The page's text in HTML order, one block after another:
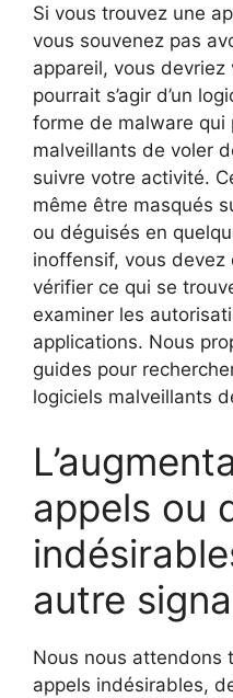
Si vous trouvez une
vous souvenez pas
appareil, vous devriez
pourrait s’agir d’un
forme de malware qui
malveillants de voler
suivre votre activité.
même être masqués
ou déguisés en
inoffensif, vous
vérifier ce qui se
examiner les
applications. Nous
guides pour
logiciels malveillants
appels ou
autre
Nous nous attendons
appels indésirables,